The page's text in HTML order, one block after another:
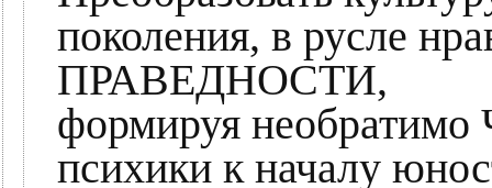
поколения, в русле
ПРАВЕДНОСТИ,
формируя
психики к началу